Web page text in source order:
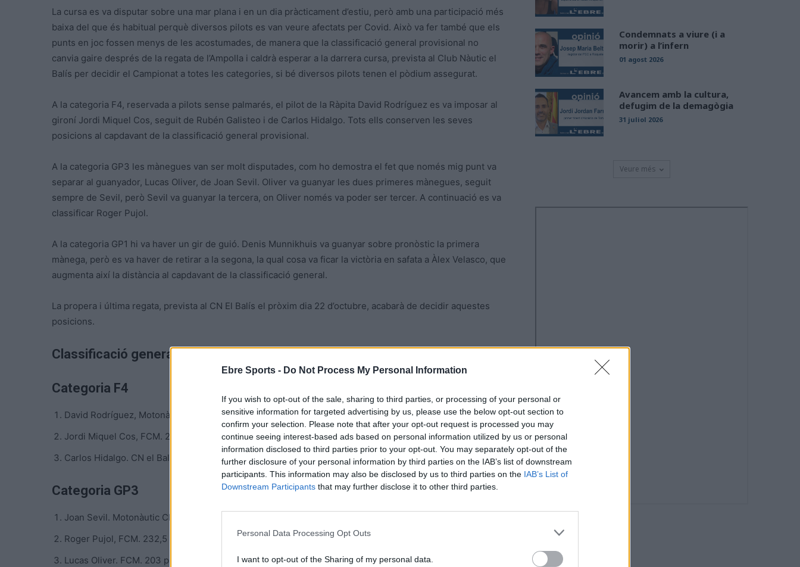
Ebre Sports - Do Not Process My Personal Information
If you wish to opt-out of the sale, sharing to third parties, or processing of your personal or
sensitive information for targeted advertising by us, please use the below opt-out section to
confirm your selection. Please note that after your opt-out request is processed you may
continue seeing interest-based ads based on personal information utilized by us or personal
information disclosed to third parties prior to your opt-out. You may separately opt-out of the
further disclosure of your personal information by third parties on the IAB’s list of downstream
participants. This information may also be disclosed by us to third parties on the IAB’s List of
Downstream Participants that may further disclose it to other third parties.
Personal Data Processing Opt Outs
I want to opt-out of the Sharing of my personal data.
La cursa es va disputar sobre una mar plana i en un dia pràcticament d’estiu, però amb una participació més
baixa del que és habitual perquè diversos pilots es van veure afectats per Covid. Això va fer també que els
punts en joc fossen menys de les acostumades, de manera que la classificació general provisional no
canvia gaire després de la regata de l’Ampolla i caldrà esperar a la darrera cursa, prevista al Club Nàutic el
Balís per decidir el Campionat a totes les categories, si bé diversos pilots tenen el pòdium assegurat.
A la categoria F4, reservada a pilots sense palmarés, el pilot de la Ràpita David Rodríguez es va imposar al
gironí Jordi Miquel Cos, seguit de Rubén Galisteo i de Carlos Hidalgo. Tots ells conserven les seves
posicions al capdavant de la classificació general provisional.
A la categoria GP3 les mànegues van ser molt disputades, com ho demostra el fet que només mig punt va
separar al guanyador, Lucas Oliver, de Joan Sevil. Oliver va guanyar les dues primeres mànegues, seguit
sempre de Sevil, però Sevil va guanyar la tercera, on Oliver només va poder ser tercer. A continuació es va
classificar Roger Pujol.
A la categoria GP1 hi va haver un gir de guió. Denis Munnikhuis va guanyar sobre pronòstic la primera
mànega, però es va haver de retirar a la segona, la qual cosa va ficar la victòria en safata a Àlex Velasco, que
augmenta així la distància al capdavant de la classificació general.
La propera i última regata, prevista al CN El Balís el pròxim dia 22 d’octubre, acabarà de decidir aquestes
posicions.
Classificació general provisional
Categoria F4
David Rodríguez, Motonàutic Club Amposta. 281,5 punts.
Jordi Miquel Cos, FCM. 232,5 punts.
Carlos Hidalgo. CN el Balís. 187,5 punts.
Categoria GP3
Joan Sevil. Motonàutic Club Amposta. 274,5 punts.
Roger Pujol, FCM. 232,5 punts.
Lucas Oliver. FCM. 203 punts.
Condemnats a viure (i a
morir) a l’infern
01 agost 2026
Avancem amb la cultura,
defugim de la demagògia
31 juliol 2026
Veure més